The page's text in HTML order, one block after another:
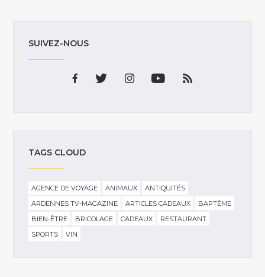
SUIVEZ-NOUS
TAGS CLOUD
AGENCE DE VOYAGE ANIMAUX
ANTIQUITÉS
ARDENNES TV-MAGAZINE
ARTICLES CADEAUX
BAPTÊME
BIEN-ÊTRE
BRICOLAGE CADEAUX
RESTAURANT
SPORTS
VIN